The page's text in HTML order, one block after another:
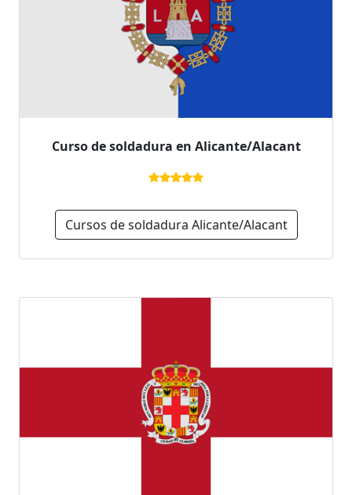
Curso de soldadura en Alicante/Alacant
Cursos de soldadura Alicante/Alacant